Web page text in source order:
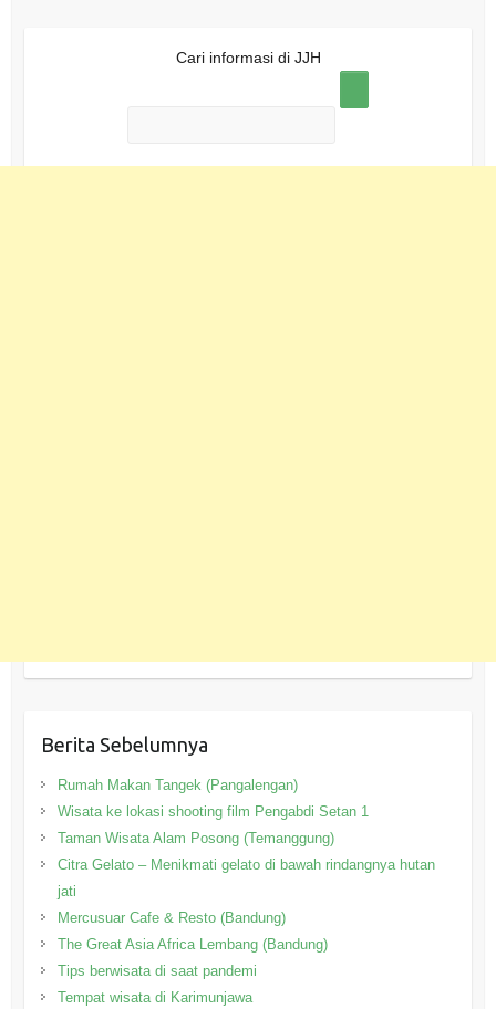
Cari informasi di JJH
Berita Sebelumnya
Rumah Makan Tangek (Pangalengan)
Wisata ke lokasi shooting film Pengabdi Setan 1
Taman Wisata Alam Posong (Temanggung)
Citra Gelato – Menikmati gelato di bawah rindangnya hutan
jati
Mercusuar Cafe & Resto (Bandung)
The Great Asia Africa Lembang (Bandung)
Tips berwisata di saat pandemi
Tempat wisata di Karimunjawa